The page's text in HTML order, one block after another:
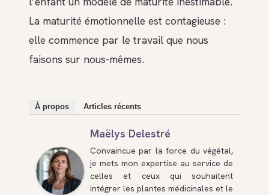
La maturité émotionnelle est contagieuse :
elle commence par le travail que nous
faisons sur nous-mêmes.
À propos Articles récents
Maëlys Delestré
Convaincue par la force du végétal,
je mets mon expertise au service de
celles et ceux qui souhaitent
intégrer les plantes médicinales et le